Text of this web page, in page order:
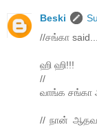
Beski
//சங்கா said...
ஹி ஹி!!!
//
வாங்க
// நான்